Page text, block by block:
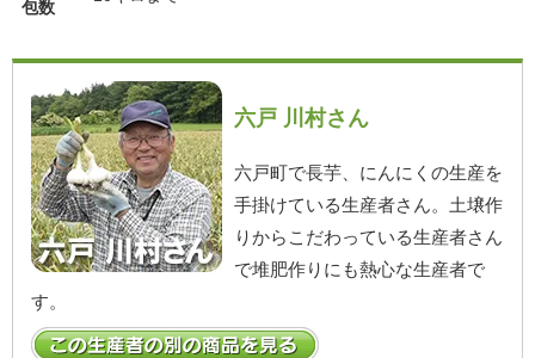
包数
六戸 川村さん
六戸町で長芋、にんにくの生産を
手掛けている生産者さん。土壌作
りからこだわっている生産者さん
で堆肥作りにも熱心な生産者で
す。